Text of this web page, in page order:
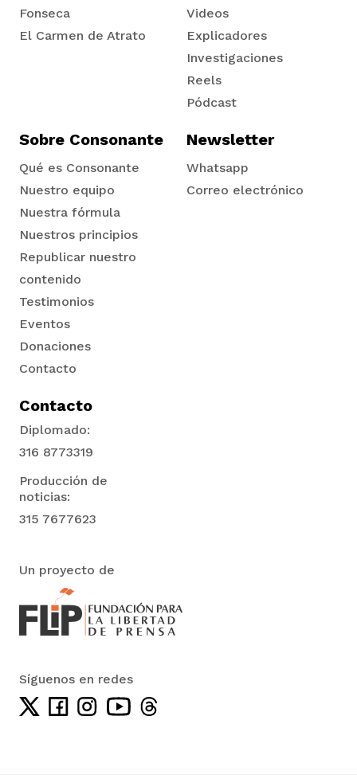
Fonseca
El Carmen de Atrato
Videos
Explicadores
Investigaciones
Reels
Pódcast
Sobre Consonante
Qué es Consonante
Nuestro equipo
Nuestra fórmula
Nuestros principios
Republicar nuestro
contenido
Testimonios
Eventos
Donaciones
Contacto
Newsletter
Whatsapp
Correo electrónico
Contacto
Diplomado:
316 8773319
Producción de
noticias:
315 7677623
Un proyecto de
Síguenos en redes